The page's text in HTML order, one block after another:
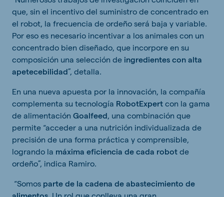
que, sin el incentivo del suministro de concentrado en
el robot, la frecuencia de ordeño será baja y variable.
Por eso es necesario incentivar a los animales con un
concentrado bien diseñado, que incorpore en su
composición una selección de ingredientes con alta
apetecebilidad”, detalla.
En una nueva apuesta por la innovación, la compañía
complementa su tecnología RobotExpert con la gama
de alimentación Goalfeed, una combinación que
permite “acceder a una nutrición individualizada de
precisión de una forma práctica y comprensible,
logrando la máxima eficiencia de cada robot de
ordeño”, indica Ramiro.
“Somos parte de la cadena de abastecimiento de